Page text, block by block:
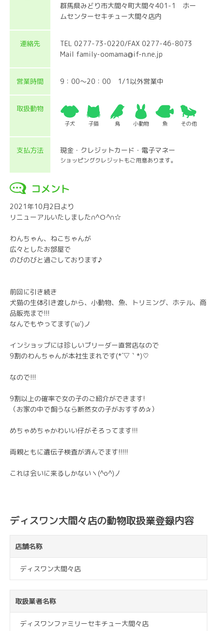
群馬県みどり市大間々町大間々401-1 ホー
ムセンターセキチュー大間々店内
連絡先
TEL 0277-73-0220/FAX 0277-46-8073
Mail family-oomama@if-n.ne.jp
営業時間 9：00～20：00 1/1以外営業中
取扱動物
子犬 子猫 鳥 小動物 魚 その他
支払方法 現金・クレジットカード・電子マネー
ショッピングクレジットもご用意あります。
コメント
2021年10月2日より
リニューアルいたしました∩^Ｏ^∩☆
わんちゃん、ねこちゃんが
広々としたお部屋で
のびのびと過ごしております♪
前回に引き続き
犬猫の生体引き渡しから、小動物、魚、トリミング、ホテル、商
品販売まで!!!
なんでもやってます('ω')ノ
インショップには珍しいブリーダー直営店なので
9割のわんちゃんが本社生まれです(*´▽｀*)♡
なので!!!
9割以上の確率で女の子のご紹介ができます!
（お家の中で飼うなら断然女の子がおすすめ✰）
めちゃめちゃかわいい仔がそろってます!!!
両親ともに遺伝子検査が済んでます!!!!!
これは会いに来るしかないヽ(^o^)丿
ディスワン大間々店の動物取扱業登録内容
店舗名称
ディスワン大間々店
取扱業者名称
ディスワンファミリーセキチュー大間々店